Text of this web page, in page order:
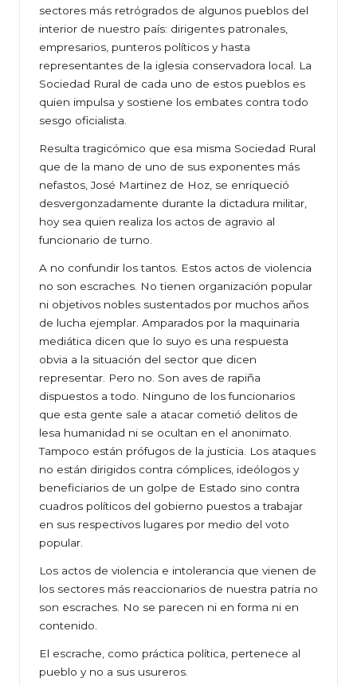
sectores más retrógrados de algunos pueblos del
interior de nuestro país: dirigentes patronales,
empresarios, punteros políticos y hasta
representantes de la iglesia conservadora local. La
Sociedad Rural de cada uno de estos pueblos es
quien impulsa y sostiene los embates contra todo
sesgo oficialista.
Resulta tragicómico que esa misma Sociedad Rural
que de la mano de uno de sus exponentes más
nefastos, José Martinez de Hoz, se enriqueció
desvergonzadamente durante la dictadura militar,
hoy sea quien realiza los actos de agravio al
funcionario de turno.
A no confundir los tantos. Estos actos de violencia
no son escraches. No tienen organización popular
ni objetivos nobles sustentados por muchos años
de lucha ejemplar. Amparados por la maquinaria
mediática dicen que lo suyo es una respuesta
obvia a la situación del sector que dicen
representar. Pero no. Son aves de rapiña
dispuestos a todo. Ninguno de los funcionarios
que esta gente sale a atacar cometió delitos de
lesa humanidad ni se ocultan en el anonimato.
Tampoco están prófugos de la justicia. Los ataques
no están dirigidos contra cómplices, ideólogos y
beneficiarios de un golpe de Estado sino contra
cuadros políticos del gobierno puestos a trabajar
en sus respectivos lugares por medio del voto
popular.
Los actos de violencia e intolerancia que vienen de
los sectores más reaccionarios de nuestra patria no
son escraches. No se parecen ni en forma ni en
contenido.
El escrache, como práctica política, pertenece al
pueblo y no a sus usureros.